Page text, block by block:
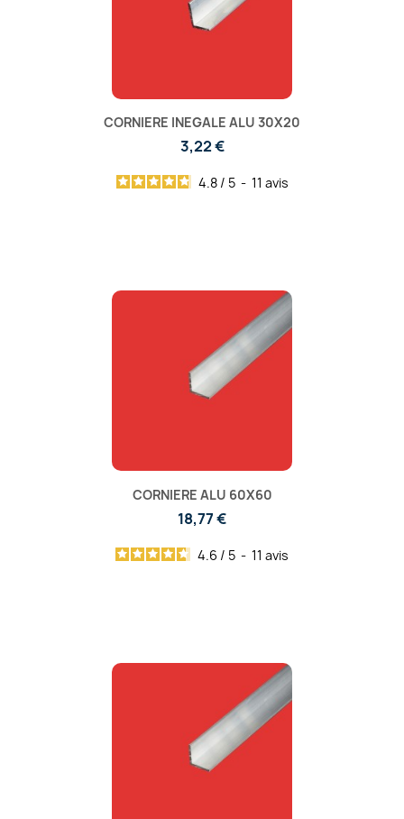
CORNIERE INEGALE ALU 30X20
3,22 €
4.8 / 5 - 11 avis
CORNIERE ALU 60X60
18,77 €
4.6 / 5 - 11 avis